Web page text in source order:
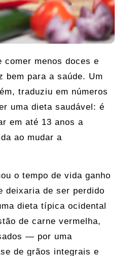
comer menos doces e
bem para a saúde. Um
traduziu em números
uma dieta saudável: é
em até 13 anos a
ao mudar a
o tempo de vida ganho
deixaria de ser perdido
dieta típica ocidental
de carne vermelha,
— por uma
de grãos integrais e